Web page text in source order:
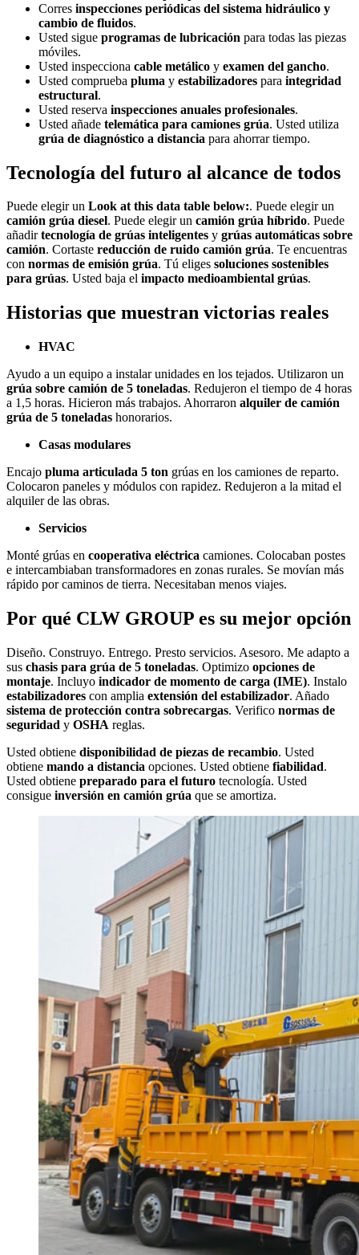
Corres inspecciones periódicas del sistema hidráulico y
cambio de fluidos.
Usted sigue programas de lubricación para todas las piezas
móviles.
Usted inspecciona cable metálico y examen del gancho.
Usted comprueba pluma y estabilizadores para integridad
estructural.
Usted reserva inspecciones anuales profesionales.
Usted añade telemática para camiones grúa. Usted utiliza
grúa de diagnóstico a distancia para ahorrar tiempo.
Tecnología del futuro al alcance de todos
Puede elegir un Look at this data table below:. Puede elegir un
camión grúa diesel. Puede elegir un camión grúa híbrido. Puede
añadirtecnología de grúas inteligentes y grúas automáticas sobre
camión. Cortaste reducción de ruido camión grúa. Te encuentras
con normas de emisión grúa. Tú eliges soluciones sostenibles
para grúas. Usted baja el impacto medioambiental grúas.
Historias que muestran victorias reales
HVAC
Ayudo a un equipo a instalar unidades en los tejados. Utilizaron un
grúa sobre camión de 5 toneladas. Redujeron el tiempo de 4 horas
a 1,5 horas. Hicieron más trabajos. Ahorraron alquiler de camión
grúa de 5 toneladas honorarios.
Casas modulares
Encajo pluma articulada 5 ton grúas en los camiones de reparto.
Colocaron paneles y módulos con rapidez. Redujeron a la mitad el
alquiler de las obras.
Servicios
Monté grúas en cooperativa eléctrica camiones. Colocaban postes
e intercambiaban transformadores en zonas rurales. Se movían más
rápido por caminos de tierra. Necesitaban menos viajes.
Por qué CLW GROUP es su mejor opción
Diseño. Construyo. Entrego. Presto servicios. Asesoro. Me adapto a
sus chasis para grúa de 5 toneladas. Optimizo opciones de
montaje. Incluyo indicador de momento de carga (IME). Instalo
estabilizadores con amplia extensión del estabilizador. Añado
sistema de protección contra sobrecargas. Verifico normas de
seguridad y OSHA reglas.
Usted obtiene disponibilidad de piezas de recambio. Usted
obtiene mando a distancia opciones. Usted obtiene fiabilidad.
Usted obtiene preparado para el futuro tecnología. Usted
consigue inversión en camión grúa que se amortiza.